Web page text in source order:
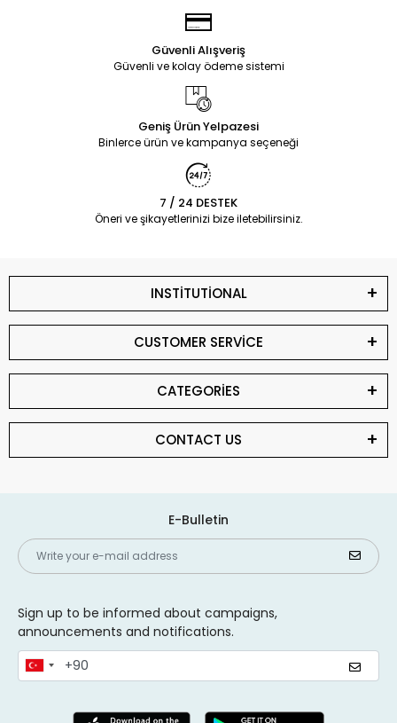
Güvenli Alışveriş
Güvenli ve kolay ödeme sistemi
Geniş Ürün Yelpazesi
Binlerce ürün ve kampanya seçeneği
7 / 24 DESTEK
Öneri ve şikayetlerinizi bize iletebilirsiniz.
INSTİTUTİONAL
CUSTOMER SERVİCE
CATEGORİES
CONTACT US
E-Bulletin
Sign up to be informed about campaigns,
announcements and notifications.